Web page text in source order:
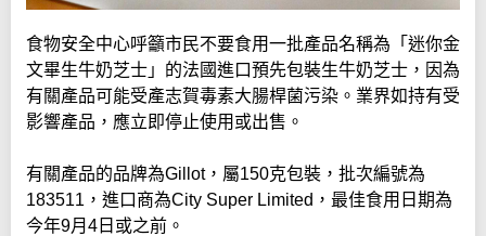
食物安全中心呼籲市民不要食用一批產品名稱為「迷你金
文畢生牛奶芝士」的法國進口預先包裝生牛奶芝士，因為
有關產品可能受產志賀毒素大腸桿菌污染。業界如持有受
影響產品，應立即停止使用或出售。
有關產品的品牌為Gillot，屬150克包裝，批次編號為
183511，進口商為City Super Limited，最佳食用日期為
今年9月4日或之前。